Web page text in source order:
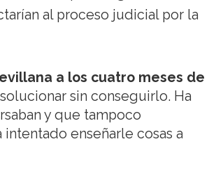
al proceso judicial por la
a los cuatro meses de
sin conseguirlo. Ha
y que tampoco
enseñarle cosas a